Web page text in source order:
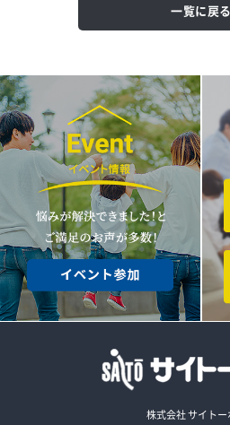
一覧に戻る
株式会社 サイトー